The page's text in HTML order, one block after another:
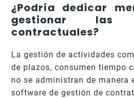
¿Podría dedicar
gestionar las
contractuales?
La gestión de actividades
de plazos, consumen tiempo
no se administran de manera
software de gestión de